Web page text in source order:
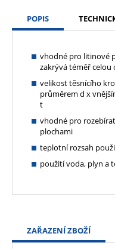
POPIS
vhodné pro litinové
zakrývá téměř celou
velikost těsnícího
průměrem d x
t
vhodné pro
plochami
teplotní rozsah
použití voda, plyn a
ZAŘAZENÍ ZBOŽÍ